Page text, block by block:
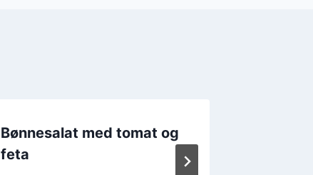
Bønnesalat med tomat og
feta